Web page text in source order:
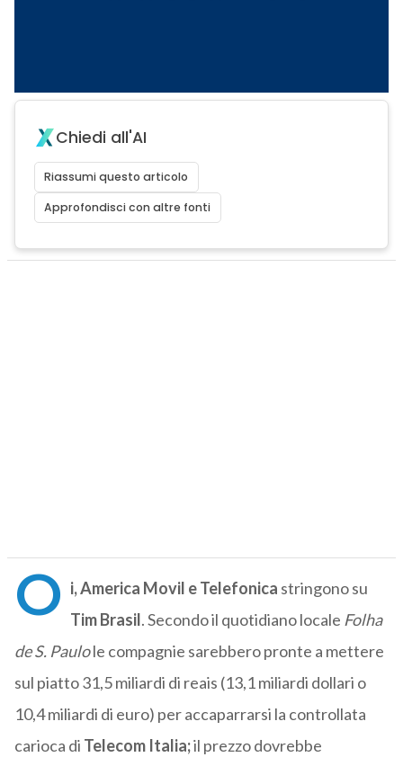
Chiedi all'AI
Riassumi questo articolo
Approfondisci con altre fonti
O i, America Movil e Telefonica stringono su
Tim Brasil. Secondo il quotidiano locale Folha
de S. Paulole compagnie sarebbero pronte a mettere
sul piatto 31,5 miliardi di reais (13,1 miliardi dollari o
10,4 miliardi di euro) per accaparrarsi la controllata
carioca di Telecom Italia;il prezzo dovrebbe